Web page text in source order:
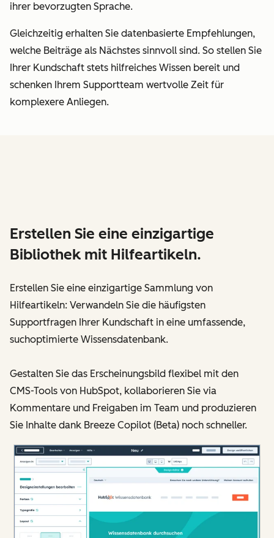
ihrer bevorzugten Sprache.
Gleichzeitig erhalten Sie datenbasierte Empfehlungen,
welche Beiträge als Nächstes sinnvoll sind. So stellen Sie
Ihrer Kundschaft stets hilfreiches Wissen bereit und
schenken Ihrem Supportteam wertvolle Zeit für
komplexere Anliegen.
Erstellen Sie eine einzigartige
Bibliothek mit Hilfeartikeln.
Erstellen Sie eine einzigartige Sammlung von
Hilfeartikeln: Verwandeln Sie die häufigsten
Supportfragen Ihrer Kundschaft in eine umfassende,
suchoptimierte Wissensdatenbank.
Gestalten Sie das Erscheinungsbild flexibel mit den
CMS-Tools von HubSpot, kollaborieren Sie via
Kommentare und Freigaben im Team und produzieren
Sie Inhalte dank Breeze Copilot (Beta) noch schneller.